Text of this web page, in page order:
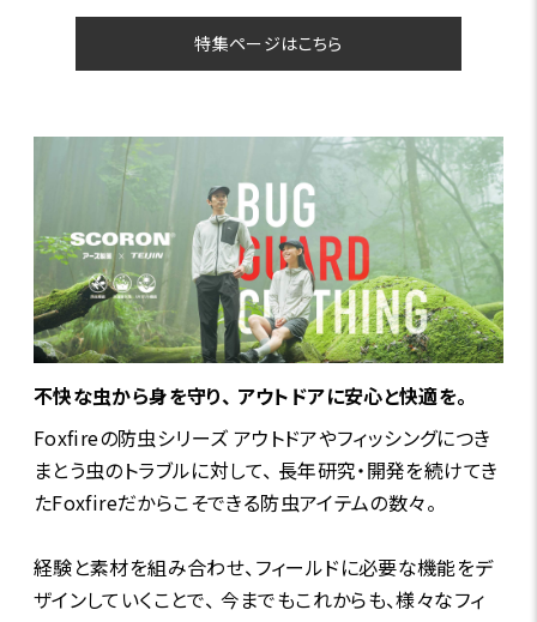
特集ページはこちら
不快な虫から身を守り、 アウトドアに安心と快適を。
Foxfireの防虫シリーズ アウトドアやフィッシングにつき
まとう虫のトラブルに対して、 長年研究・開発を続けてき
たFoxfireだからこそできる防虫アイテムの数々。
経験と素材を組み合わせ、フィールドに必要な機能をデ
ザインしていくことで、 今までもこれからも、様々なフィ